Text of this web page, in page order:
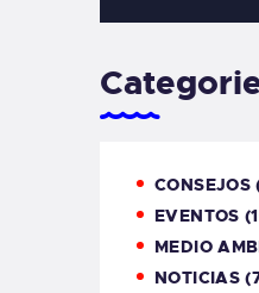
CONSEJOS
EVENTOS
MEDIO
NOTICIAS